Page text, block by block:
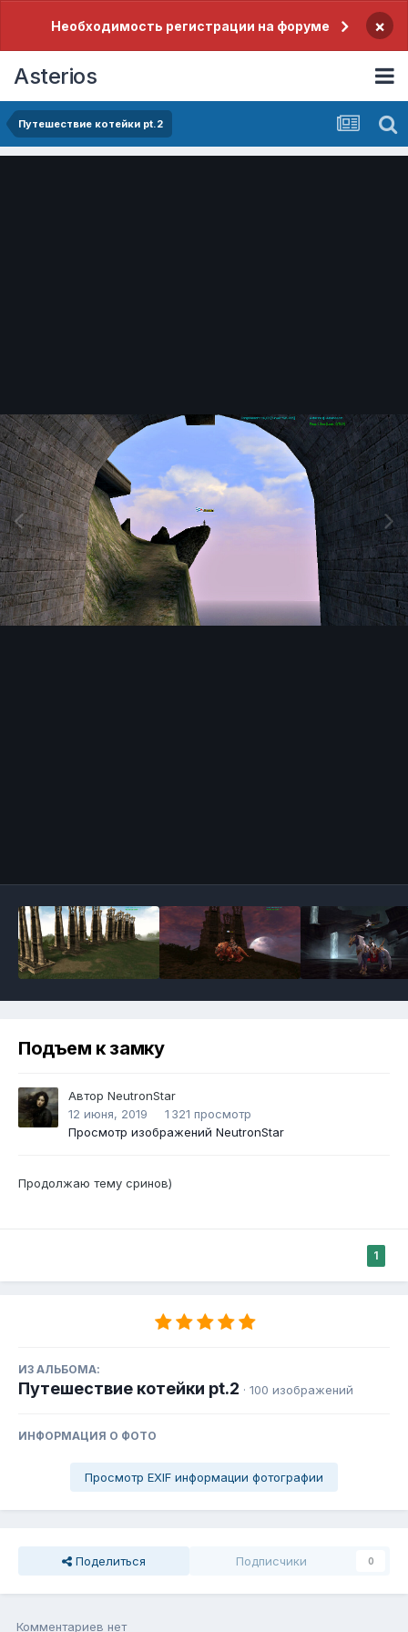
Необходимость регистрации на форуме ×
Asterios
Путешествие котейки pt.2
Подъем к замкy
Автор NeutronStar
12 июня, 2019
1 321 просмотр
Просмотр изображений NeutronStar
Продолжаю темy сринов)
1
ИЗ АЛЬБОМА:
Путешествие котейки pt.2 · 100 изображений
ИНФОРМАЦИЯ О ФОТО
Просмотр EXIF информации фотографии
Поделиться Подписчики 0
Комментариев нет